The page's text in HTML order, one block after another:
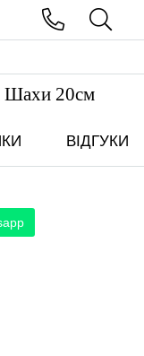
Шахи 20см
ВІДГУКИ